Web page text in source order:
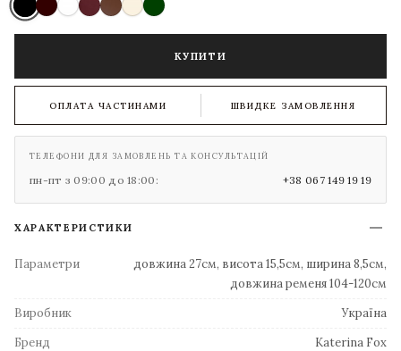
КУПИТИ
ОПЛАТА ЧАСТИНАМИ ШВИДКЕ ЗАМОВЛЕННЯ
ТЕЛЕФОНИ ДЛЯ ЗАМОВЛЕНЬ ТА КОНСУЛЬТАЦІЙ
пн-пт з 09:00 до 18:00: +38 067 149 19 19
ХАРАКТЕРИСТИКИ
Параметри
довжина 27см, висота 15,5см, ширина 8,5см,
довжина ременя 104-120см
Виробник
Україна
Бренд
Katerina Fox